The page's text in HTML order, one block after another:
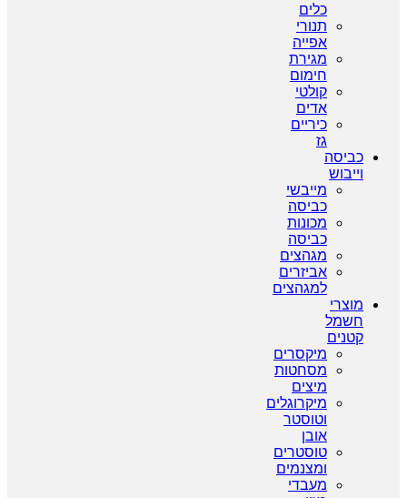
כלים
תנורי
אפייה
מגירת
חימום
קולטי
אדים
כיריים
גז
כביסה
וייבוש
מייבשי
כביסה
מכונות
כביסה
מגהצים
אביזרים
למגהצים
מוצרי
חשמל
קטנים
מיקסרים
מסחטות
מיצים
מיקרוגלים
וטוסטר
אובן
טוסטרים
ומצנמים
מעבדי